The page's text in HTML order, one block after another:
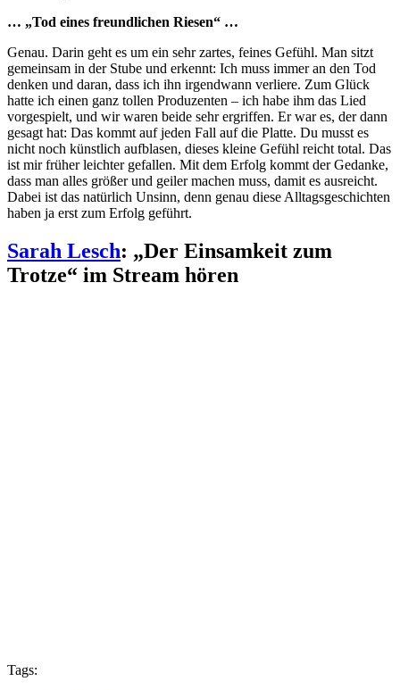
… „Tod eines freundlichen Riesen“ …
Genau. Darin geht es um ein sehr zartes, feines Gefühl. Man sitzt
gemeinsam in der Stube und erkennt: Ich muss immer an den Tod
denken und daran, dass ich ihn irgendwann verliere. Zum Glück
hatte ich einen ganz tollen Produzenten – ich habe ihm das Lied
vorgespielt, und wir waren beide sehr ergriffen. Er war es, der dann
gesagt hat: Das kommt auf jeden Fall auf die Platte. Du musst es
nicht noch künstlich aufblasen, dieses kleine Gefühl reicht total. Das
ist mir früher leichter gefallen. Mit dem Erfolg kommt der Gedanke,
dass man alles größer und geiler machen muss, damit es ausreicht.
Dabei ist das natürlich Unsinn, denn genau diese Alltagsgeschichten
haben ja erst zum Erfolg geführt.
Sarah Lesch: „Der Einsamkeit zum
Trotze“ im Stream hören
Tags: